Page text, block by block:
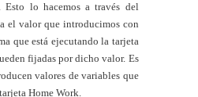
Esto lo hacemos a través del
el valor que introducimos con
que está ejecutando la tarjeta
fijadas por dicho valor. Es
valores de variables que
Home Work.